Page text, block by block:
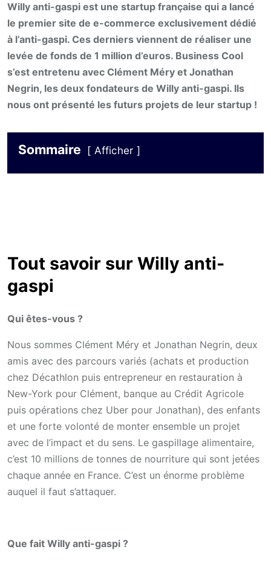
Willy anti-gaspi est une startup française qui a lancé
le premier site de e-commerce exclusivement dédié
à l’anti-gaspi. Ces derniers viennent de réaliser une
levée de fonds de 1 million d’euros. Business Cool
s’est entretenu avec Clément Méry et Jonathan
Negrin, les deux fondateurs de Willy anti-gaspi. Ils
nous ont présenté les futurs projets de leur startup !
Sommaire Afficher
Tout savoir sur Willy anti-
gaspi
Qui êtes-vous ?
Nous sommes Clément Méry et Jonathan Negrin, deux
amis avec des parcours variés (achats et production
chez Décathlon puis entrepreneur en restauration à
New-York pour Clément, banque au Crédit Agricole
puis opérations chez Uber pour Jonathan), des enfants
et une forte volonté de monter ensemble un projet
avec de l’impact et du sens. Le gaspillage alimentaire,
c’est 10 millions de tonnes de nourriture qui sont jetées
chaque année en France. C’est un énorme problème
auquel il faut s’attaquer.
Que fait Willy anti-gaspi ?